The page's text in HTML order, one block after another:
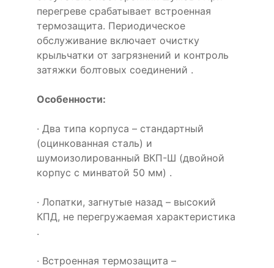
перегреве срабатывает встроенная
термозащита. Периодическое
обслуживание включает очистку
крыльчатки от загрязнений и контроль
затяжки болтовых соединений .
Особенности:
· Два типа корпуса – стандартный
(оцинкованная сталь) и
шумоизолированный ВКП-Ш (двойной
корпус с минватой 50 мм) .
· Лопатки, загнутые назад – высокий
КПД, не перегружаемая характеристика
.
· Встроенная термозащита –